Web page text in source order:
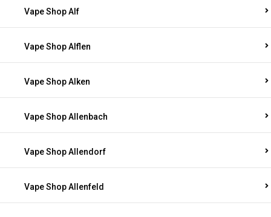
Vape Shop Alf
Vape Shop Alflen
Vape Shop Alken
Vape Shop Allenbach
Vape Shop Allendorf
Vape Shop Allenfeld